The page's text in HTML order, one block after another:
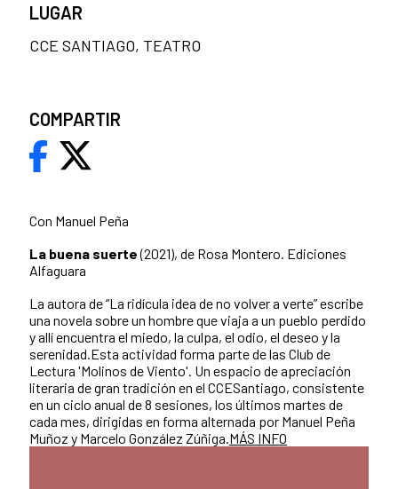
Con Manuel Peña
La buena suerte(2021), de Rosa Montero. Ediciones
Alfaguara
La autora de “La ridícula idea de no volver a verte” escribe
una novela sobre un hombre que viaja a un pueblo perdido
y allí encuentra el miedo, la culpa, el odio, el deseo y la
serenidad.Esta actividad forma parte de las Club de
Lectura 'Molinos de Viento'. Un espacio de apreciación
literaria de gran tradición en el CCESantiago, consistente
en un ciclo anual de 8 sesiones, los últimos martes de
cada mes, dirigidas en forma alternada por Manuel Peña
Muñoz y Marcelo González Zúñiga. MÁS INFO
LUGAR
CCE SANTIAGO, TEATRO
COMPARTIR